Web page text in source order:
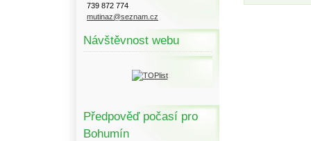
739 872 774
mutinaz@seznam.cz
Návštěvnost webu
Předpověď počasí pro
Bohumín